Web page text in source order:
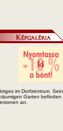
im Dorfzentrum. Sein
Garten befinden
an.